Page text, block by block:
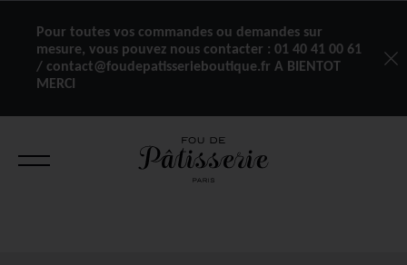
Pour toutes vos commandes ou demandes sur
mesure, vous pouvez nous contacter : 01 40 41 00 61
/ contact@foudepatisserieboutique.fr A BIENTOT
MERCI